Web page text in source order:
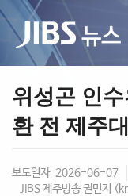
위성곤 인
환 전 제주
보도일자 2026-06-07
JIBS 제주방송 권민지 (